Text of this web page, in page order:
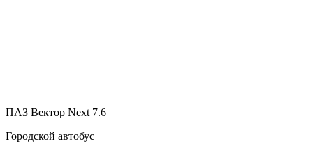
ПАЗ Вектор Next 7.6
Городской автобус